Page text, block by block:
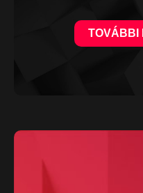
TOVÁBBI